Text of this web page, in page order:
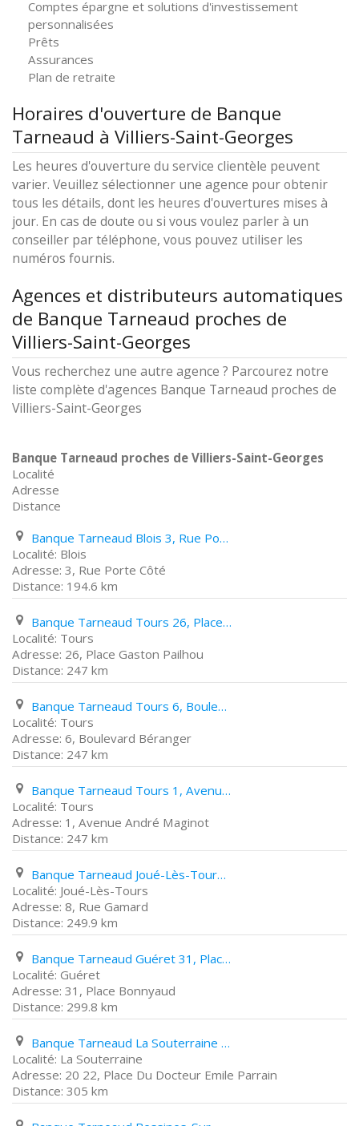
Comptes épargne et solutions d'investissement
personnalisées
Prêts
Assurances
Plan de retraite
Horaires d'ouverture de Banque
Tarneaud à Villiers-Saint-Georges
Les heures d'ouverture du service clientèle peuvent
varier. Veuillez sélectionner une agence pour obtenir
tous les détails, dont les heures d'ouvertures mises à
jour. En cas de doute ou si vous voulez parler à un
conseiller par téléphone, vous pouvez utiliser les
numéros fournis.
Agences et distributeurs automatiques
de Banque Tarneaud proches de
Villiers-Saint-Georges
Vous recherchez une autre agence ? Parcourez notre
liste complète d'agences Banque Tarneaud proches de
Villiers-Saint-Georges
Banque Tarneaud proches de Villiers-Saint-Georges
Localité
Adresse
Distance
Banque Tarneaud Blois 3, Rue Porte Côté
Blois
3, Rue Porte Côté
194.6 km
Banque Tarneaud Tours 26, Place Gaston Pailhou
Tours
26, Place Gaston Pailhou
247 km
Banque Tarneaud Tours 6, Boulevard Béranger
Tours
6, Boulevard Béranger
247 km
Banque Tarneaud Tours 1, Avenue André Maginot
Tours
1, Avenue André Maginot
247 km
Banque Tarneaud Joué-Lès-Tours 8, Rue Gamard
Joué-Lès-Tours
8, Rue Gamard
249.9 km
Banque Tarneaud Guéret 31, Place Bonnyaud
Guéret
31, Place Bonnyaud
299.8 km
Banque Tarneaud La Souterraine 20 22, Place Du Docteur Emile Parrain
La Souterraine
20 22, Place Du Docteur Emile Parrain
305 km